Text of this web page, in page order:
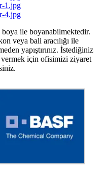
ile boyanabilmektedir.
veya bali aracılığı ile
yapıştırınız. İstediğiniz
vermek için ofisimizi ziyaret
Yanmaz Basf Akustik Ürünleri.